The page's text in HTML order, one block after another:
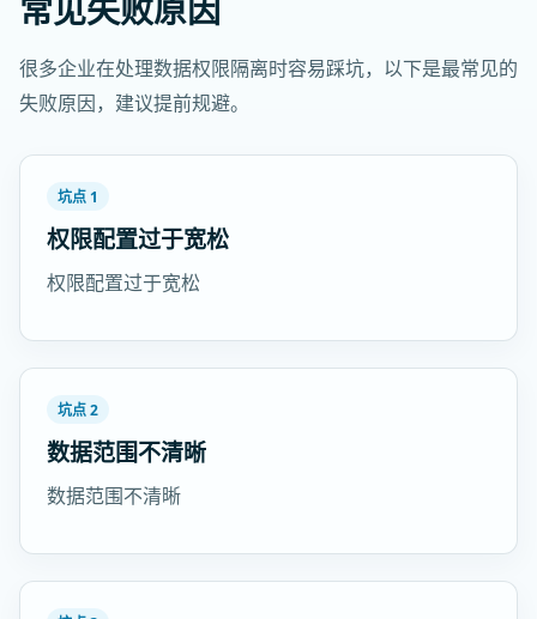
常见失败原因
很多企业在处理数据权限隔离时容易踩坑，以下是最常见的
失败原因，建议提前规避。
坑点 1
权限配置过于宽松
权限配置过于宽松
坑点 2
数据范围不清晰
数据范围不清晰